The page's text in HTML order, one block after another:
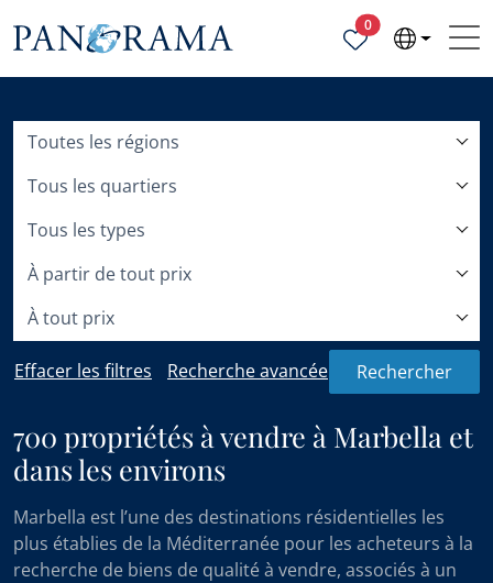
0Propriétés
Toutes les régions
Tous les quartiers
Tous les types
À partir de tout prix
À tout prix
Effacer les filtres Recherche avancée Rechercher
700 propriétés à vendre à Marbella et
dans les environs
Marbella est l’une des destinations résidentielles les
plus établies de la Méditerranée pour les acheteurs à la
recherche de biens de qualité à vendre, associés à un